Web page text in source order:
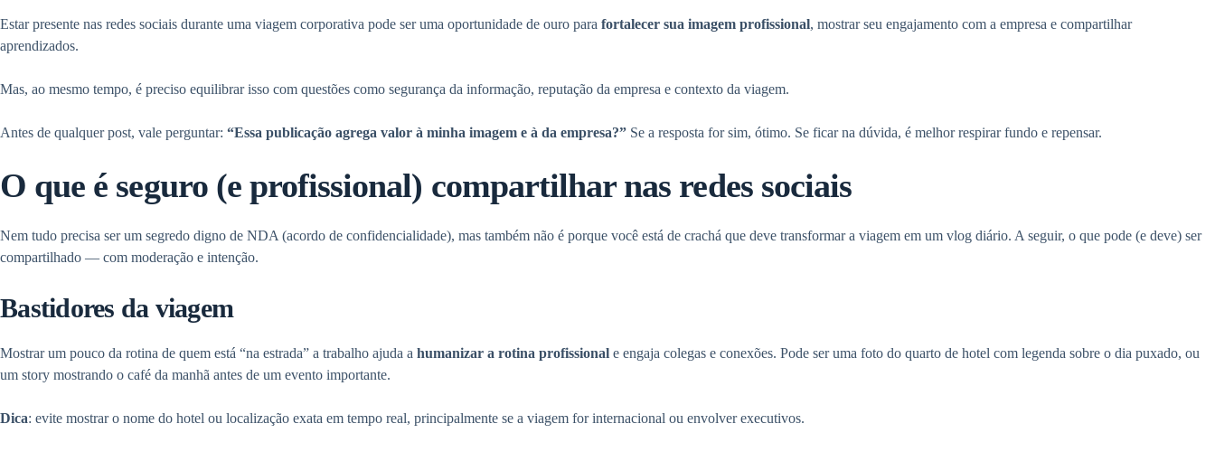
Estar presente nas redes sociais durante uma viagem corporativa pode ser uma oportunidade de ouro para fortalecer sua imagem profissional, mostrar seu engajamento com a empresa e compartilhar
aprendizados.
Mas, ao mesmo tempo, é preciso equilibrar isso com questões como segurança da informação, reputação da empresa e contexto da viagem.
Antes de qualquer post, vale perguntar: “Essa publicação agrega valor à minha imagem e à da empresa?” Se a resposta for sim, ótimo. Se ficar na dúvida, é melhor respirar fundo e repensar.
O que é seguro (e profissional) compartilhar nas redes sociais
Nem tudo precisa ser um segredo digno de NDA (acordo de confidencialidade), mas também não é porque você está de crachá que deve transformar a viagem em um vlog diário. A seguir, o que pode (e deve) ser
compartilhado — com moderação e intenção.
Bastidores da viagem
Mostrar um pouco da rotina de quem está “na estrada” a trabalho ajuda a humanizar a rotina profissional e engaja colegas e conexões. Pode ser uma foto do quarto de hotel com legenda sobre o dia puxado, ou
um story mostrando o café da manhã antes de um evento importante.
Dica: evite mostrar o nome do hotel ou localização exata em tempo real, principalmente se a viagem for internacional ou envolver executivos.